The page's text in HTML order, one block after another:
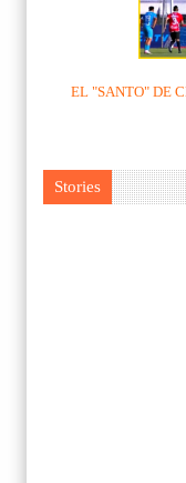
EL "SANTO" DE
Stories